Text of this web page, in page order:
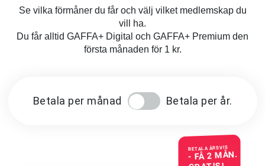
Se vilka förmåner du får och välj vilket medlemskap du
vill ha.
Du får alltid GAFFA+ Digital och GAFFA+ Premium den
första månaden för 1 kr.
Betala per månad Betala per år.
BETALA ÅRSVIS
- FÅ 2 MÅN.